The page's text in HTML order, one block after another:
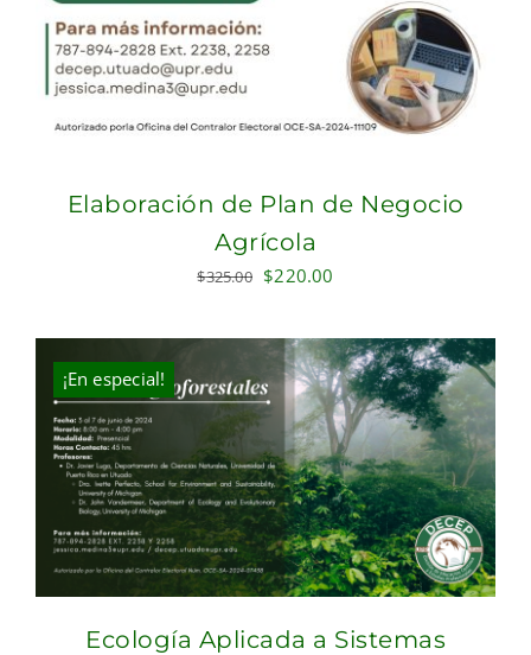
Elaboración de Plan de Negocio
Agrícola
$325.00 Original
was:
$325.00.
$220.00
is:
$220.00.
¡En especial!
Ecología Aplicada a Sistemas